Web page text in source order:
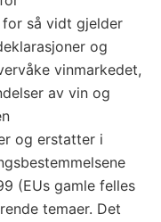
for så vidt gjelder
og
vinmarkedet,
av vin og
og erstatter i
(EUs gamle felles
temaer. Det